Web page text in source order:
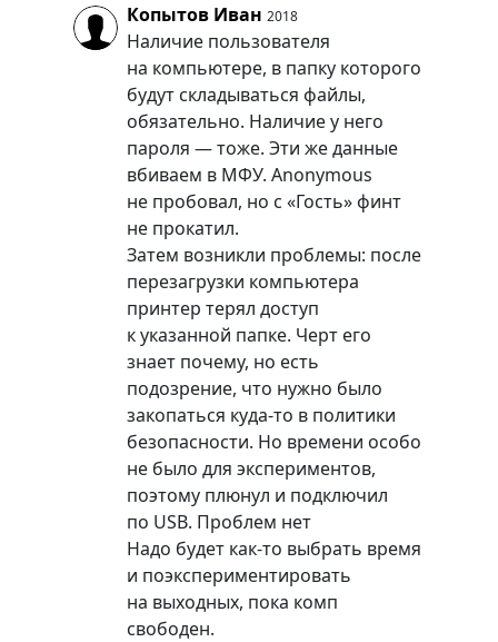
Копытов Иван 2018
Наличие пользователя
на компьютере, в папку которого
будут складываться файлы,
обязательно. Наличие у него
пароля — тоже. Эти же данные
вбиваем в МФУ. Anonymous
не пробовал, но с «Гость» финт
не прокатил.
Затем возникли проблемы: после
перезагрузки компьютера
принтер терял доступ
к указанной папке. Черт его
знает почему, но есть
подозрение, что нужно было
закопаться куда-то в политики
безопасности. Но времени особо
не было для экспериментов,
поэтому плюнул и подключил
по USB. Проблем нет
Надо будет как-то выбрать время
и поэкспериментировать
на выходных, пока комп
свободен.